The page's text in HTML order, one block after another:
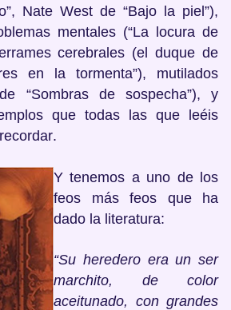
Nate West de “Bajo la piel”),
mentales (“La locura de
cerebrales (el duque de
en la tormenta”), mutilados
“Sombras de sospecha”), y
que todas las que leéis
Y tenemos a uno de los
feos más feos que ha
dado la literatura:
“Su heredero era un ser
marchito, de color
aceitunado, con grandes